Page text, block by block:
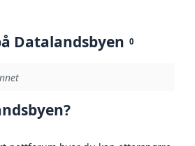
Datalandsbyen 0